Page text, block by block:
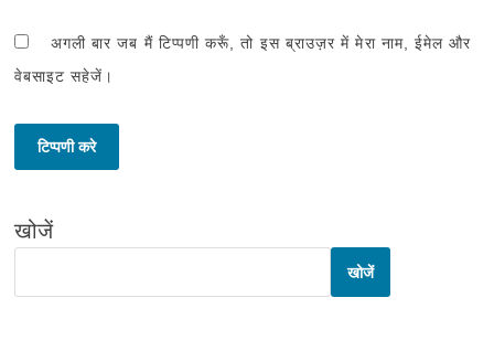
अगली बार जब मैं टिप्पणी करूँ, तो इस ब्राउज़र में मेरा नाम, ईमेल और
वेबसाइट सहेजें।
खोजें
खोजें